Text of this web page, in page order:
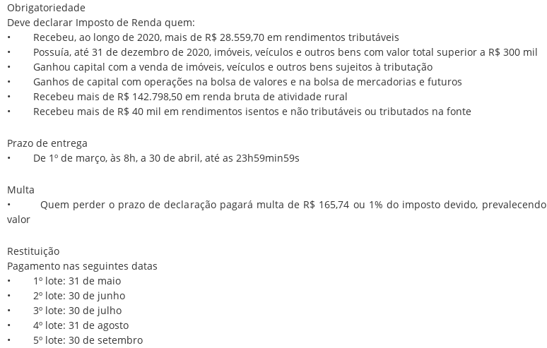
Obrigatoriedade
Deve declarar Imposto de Renda quem:
• Recebeu, ao longo de 2020, mais de R$ 28.559,70 em rendimentos tributáveis
• Possuía, até 31 de dezembro de 2020, imóveis, veículos e outros bens com valor total superior a R$ 300 mil
• Ganhou capital com a venda de imóveis, veículos e outros bens sujeitos à tributação
• Ganhos de capital com operações na bolsa de valores e na bolsa de mercadorias e futuros
• Recebeu mais de R$ 142.798,50 em renda bruta de atividade rural
• Recebeu mais de R$ 40 mil em rendimentos isentos e não tributáveis ou tributados na fonte
Prazo de entrega
• De 1º de março, às 8h, a 30 de abril, até as 23h59min59s
Multa
• Quem perder o prazo de declaração pagará multa de R$ 165,74 ou 1% do imposto devido,
valor
Restituição
Pagamento nas seguintes datas
• 1º lote: 31 de maio
• 2º lote: 30 de junho
• 3º lote: 30 de julho
• 4º lote: 31 de agosto
• 5º lote: 30 de setembro